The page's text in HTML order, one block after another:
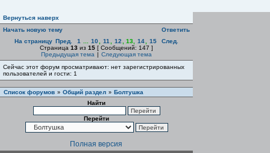
Вернуться наверх
Начать новую тему
Ответить
На страницу Пред. 1 10 11 12 13 14 15
След.
Страница 13 из 15 [ Сообщений: 147 ]
Предыдущая тема | Следующая тема
Сейчас этот форум просматривают: нет зарегистрированных
пользователей и гости: 1
Список форумов » Общий раздел » Болтушка
Найти
Перейти
Полная версия